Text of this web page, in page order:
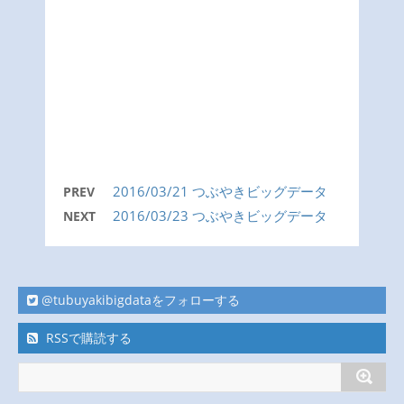
PREV 2016/03/21 つぶやきビッグデータ
NEXT 2016/03/23 つぶやきビッグデータ
@tubuyakibigdataをフォローする
RSSで購読する